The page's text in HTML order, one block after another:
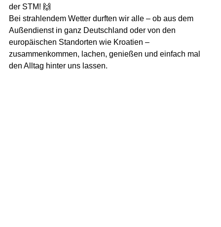
der STM! 🙌
Bei strahlendem Wetter durften wir alle – ob aus dem
Außendienst in ganz Deutschland oder von den
europäischen Standorten wie Kroatien –
zusammenkommen, lachen, genießen und einfach mal
den Alltag hinter uns lassen.